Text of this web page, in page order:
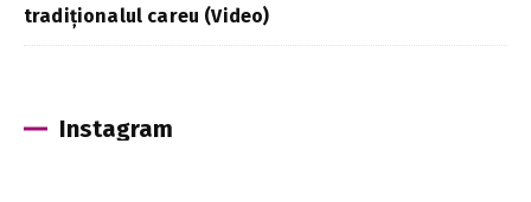
tradiționalul careu (Video)
Instagram